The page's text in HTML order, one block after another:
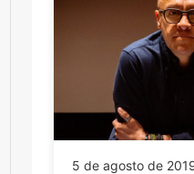
5 de agosto de